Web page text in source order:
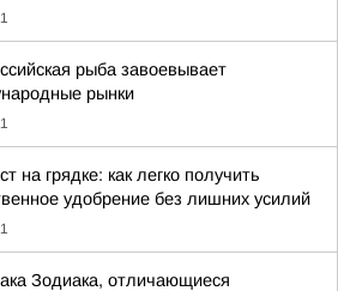
рыба завоевывает
рынки
на грядке: как легко получить
удобрение без лишних усилий
Зодиака, отличающиеся